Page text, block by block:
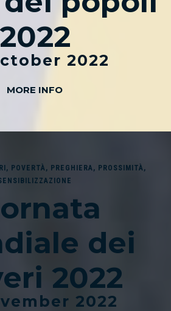
2022
2022
MORE INFO
, POVERTÀ , PREGHIERA , PROSSIMITÀ ,
dei
2022
2022